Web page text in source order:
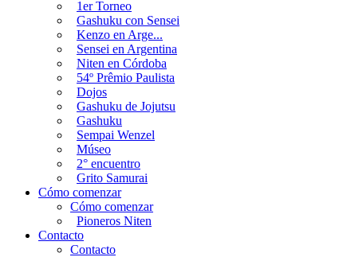
1er Torneo
Gashuku con Sensei
Kenzo en Arge...
Sensei en Argentina
Niten en Córdoba
54º Prêmio Paulista
Dojos
Gashuku de Jojutsu
Gashuku
Sempai Wenzel
Múseo
2° encuentro
Grito Samurai
Cómo comenzar
Cómo comenzar
Pioneros Niten
Contacto
Contacto